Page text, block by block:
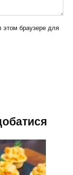
этом браузере для